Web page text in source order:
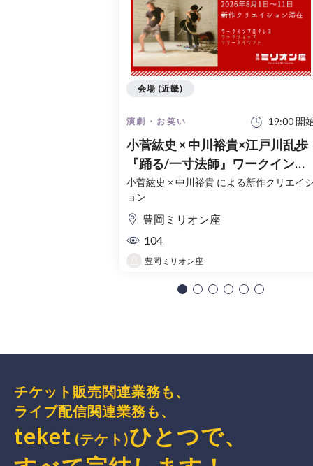
演劇・お笑い 19:00 開
小菅紘史 × 中川裕貴×江戸川乱歩
『踊る/一寸法師』ワークインプ
ログレス
小菅紘史 × 中川裕貴 による新作クリエイ
ョン
豊岡ミリオン座
104
豊岡ミリオン座
会場 (近畿)
チケット販売関連業務も、
ライブ配信関連業務も、
teket (テケト)ひとつで、